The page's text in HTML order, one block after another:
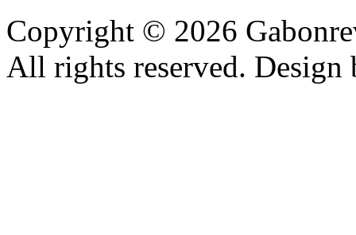
Copyright © 2026
All rights reserved.